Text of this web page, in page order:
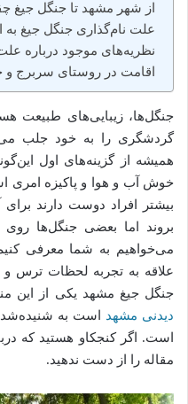
از شهر مشهد تا جنگل جیغ
علت نام‌گذاری جنگل جیغ به
نظریه‌های موجود درباره
اقامت در روستای سربرج و
جنگل‌ها، زیبایی‌های طبیعت
گردشگری را به خود جلب
همیشه از گزینه‌های اول
خوش آب و هوا و پاکیزه امری
بیشتر افراد دوست دارند
بروند اما بعضی جنگل‌ها
می‌خواهیم به شما معرفی
علاقه به تجربه لحظات ترس و
جنگل جیغ مشهد یکی از این
دیدنی مشهد است به
است. اگر کنجکاو هستید که
مقاله را از دست ندهید.